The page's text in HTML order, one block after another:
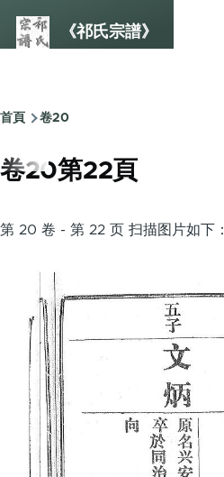
《祁氏宗譜》
Breadcrumb
首頁 卷20
卷20第22頁
第 20 卷 - 第 22 页 扫描图片如下：